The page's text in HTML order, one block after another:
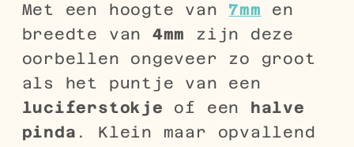
Met een hoogte van 7mm en
breedte van 4mm
zijn deze
oorbellen ongeveer zo groot
als het puntje van een
luciferstokje of een halve
pinda . Klein maar opvallend